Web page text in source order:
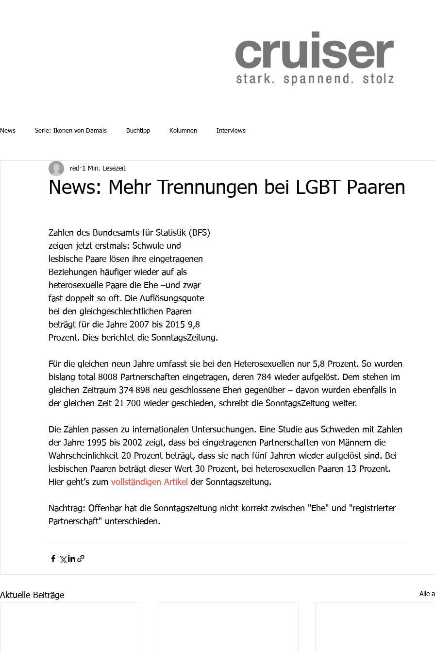
News Serie: Ikonen von Damals Buchtipp Kolumnen Interviews
News: Mehr Trennungen bei LGBT Paaren
red 1 Min. Lesezeit
Zahlen des Bundesamts für Statistik (BFS)
zeigen jetzt erstmals: Schwule und
lesbische Paare lösen ihre eingetragenen
Beziehungen häufiger wieder auf als
heterosexuelle Paare die Ehe –und zwar
fast doppelt so oft. Die Auflösungsquote
bei den gleichgeschlechtlichen Paaren
beträgt für die Jahre 2007 bis 2015 9,8
Prozent. Dies berichtet die SonntagsZeitung.
Für die gleichen neun Jahre umfasst sie bei den Heterosexuellen nur 5,8 Prozent. So wurden
bislang total 8008 Partnerschaften eingetragen, deren 784 wieder aufgelöst. Dem stehen im
gleichen Zeitraum 374 898 neu geschlossene Ehen gegenüber – davon wurden ebenfalls in
der gleichen Zeit 21 700 wieder geschieden, schreibt die SonntagsZeitung weiter.
Die Zahlen passen zu internationalen Untersuchungen. Eine Studie aus Schweden mit Zahlen
der Jahre 1995 bis 2002 zeigt, dass bei eingetragenen Partnerschaften von Männern die
Wahrscheinlichkeit 20 Prozent beträgt, dass sie nach fünf Jahren wieder aufgelöst sind. Bei
lesbischen Paaren beträgt dieser Wert 30 Prozent, bei heterosexuellen Paaren 13 Prozent.
Hier geht’s zum vollständigen Artikel der Sonntagszeitung.
Nachtrag: Offenbar hat die Sonntagszeitung nicht korrekt zwischen "Ehe" und "registrierter
Partnerschaft" unterschieden.
Aktuelle Beiträge Alle